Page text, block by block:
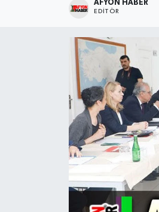
AFYON HABER
EDITÖR
Etkinlikler